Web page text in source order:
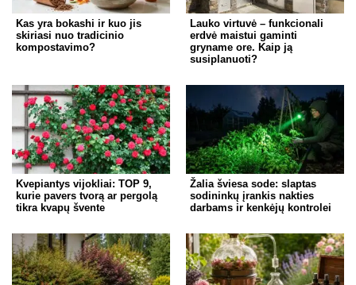
Kas yra bokashi ir kuo jis
skiriasi nuo tradicinio
kompostavimo?
Lauko virtuvė – funkcionali
erdvė maistui gaminti
gryname ore. Kaip ją
susiplanuoti?
Kvepiantys vijokliai: TOP 9,
kurie pavers tvorą ar pergolą
tikra kvapų švente
Žalia šviesa sode: slaptas
sodininkų įrankis nakties
darbams ir kenkėjų kontrolei